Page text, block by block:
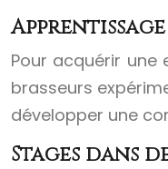
Pour acquérir une
brasseurs
développer une
Stages dans